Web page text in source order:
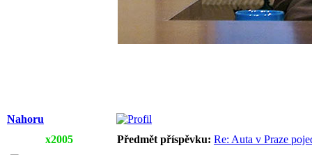
Nahoru
x2005
Předmět příspěvku: Re: Auta v Praze